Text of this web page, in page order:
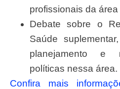
profissionais da
Debate sobre o
Saúde
planejamento e
políticas nessa área.
Confira mais informações sobre o projeto